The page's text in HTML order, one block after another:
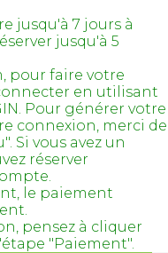
jusqu'à 7 jours à
jusqu'à 5
pour faire votre
en utilisant
Pour générer votre
connexion, merci de
Si vous avez un
réserver
le paiement
pensez à cliquer
"Paiement".